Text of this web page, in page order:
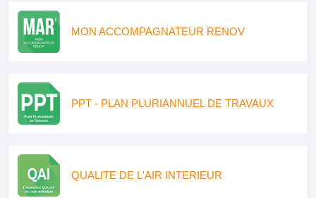
MON ACCOMPAGNATEUR RENOV
PPT - PLAN PLURIANNUEL DE TRAVAUX
QUALITE DE L'AIR INTERIEUR